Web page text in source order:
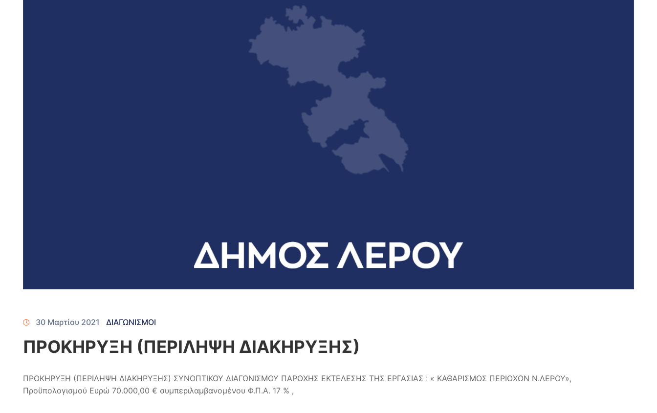
30 Μαρτίου 2021 ΔΙΑΓΩΝΙΣΜΟΙ
ΠΡΟΚΗΡΥΞΗ (ΠΕΡΙΛΗΨΗ ΔΙΑΚΗΡΥΞΗΣ)
ΠΡΟΚΗΡΥΞΗ (ΠΕΡΙΛΗΨΗ ΔΙΑΚΗΡΥΞΗΣ) ΣΥΝΟΠΤΙΚΟΥ ΔΙΑΓΩΝΙΣΜΟΥ ΠΑΡΟΧΗΣ ΕΚΤΕΛΕΣΗΣ ΤΗΣ ΕΡΓΑΣΙΑΣ : « ΚΑΘΑΡΙΣΜΟΣ ΠΕΡΙΟΧΩΝ Ν.ΛΕΡΟΥ»,
Προϋπολογισμού Ευρώ 70.000,00 € συμπεριλαμβανομένου Φ.Π.Α. 17 % ,